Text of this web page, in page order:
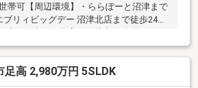
帯可【周辺環境】・ららぽーと沼津まで
デー 沼津北店まで徒歩24分
・沼
(約1340m)・愛鷹幼稚園まで徒歩7分(約
徒歩5分(約380m)
足高 2,980万円 5SLDK